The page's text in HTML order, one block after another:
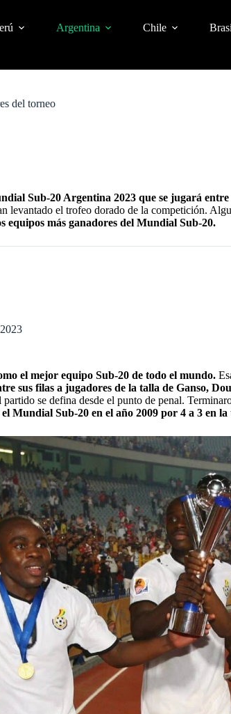
Argentina Chile
del torneo
Sub-20 Argentina 2023 que se jugará entre
levantado el trofeo dorado de la competición.
equipos más ganadores del Mundial Sub-20.
el mejor equipo Sub-20 de todo el mundo.
sus filas a jugadores de la talla de Ganso,
se defina desde el punto de penal.
Mundial Sub-20 en el año 2009 por 4 a 3 en la